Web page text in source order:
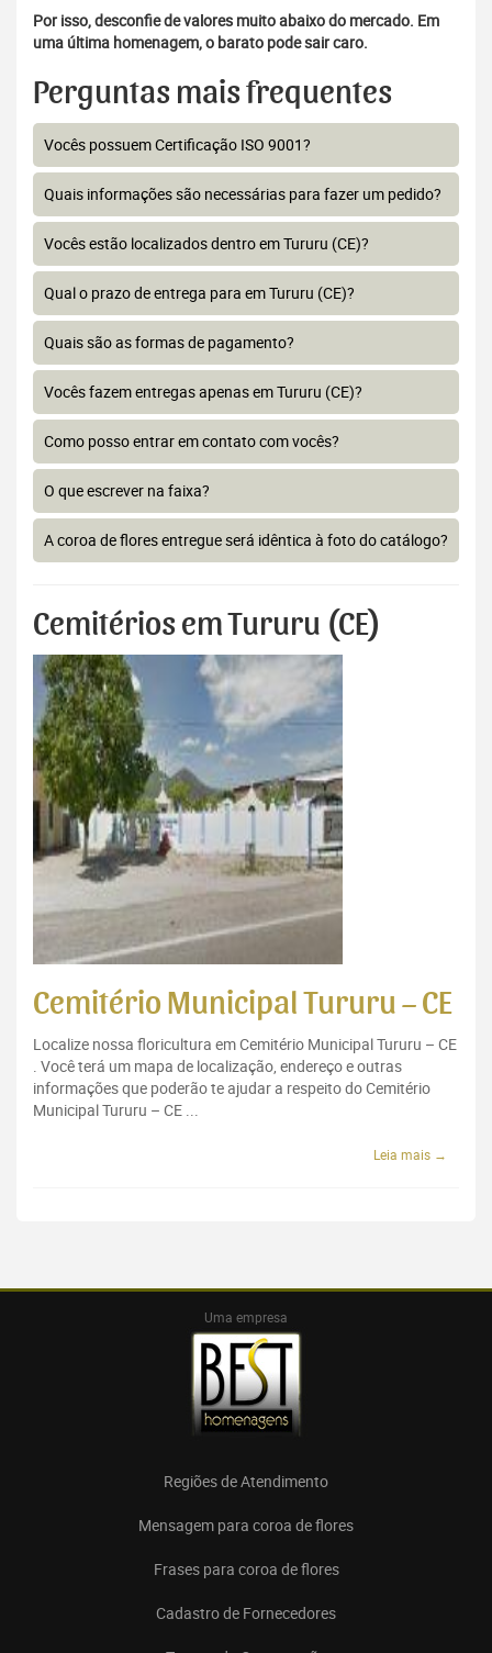
Por isso, desconfie de valores muito abaixo do mercado. Em
uma última homenagem, o barato pode sair caro.
Perguntas mais frequentes
Vocês possuem Certificação ISO 9001?
Quais informações são necessárias para fazer um pedido?
Vocês estão localizados dentro em Tururu (CE)?
Qual o prazo de entrega para em Tururu (CE)?
Quais são as formas de pagamento?
Vocês fazem entregas apenas em Tururu (CE)?
Como posso entrar em contato com vocês?
O que escrever na faixa?
A coroa de flores entregue será idêntica à foto do catálogo?
Cemitérios em Tururu (CE)
Cemitério Municipal Tururu – CE
Localize nossa floricultura em Cemitério Municipal Tururu – CE
. Você terá um mapa de localização, endereço e outras
informações que poderão te ajudar a respeito do Cemitério
Municipal Tururu – CE ...
Leia mais →
Uma empresa
Regiões de Atendimento
Mensagem para coroa de flores
Frases para coroa de flores
Cadastro de Fornecedores